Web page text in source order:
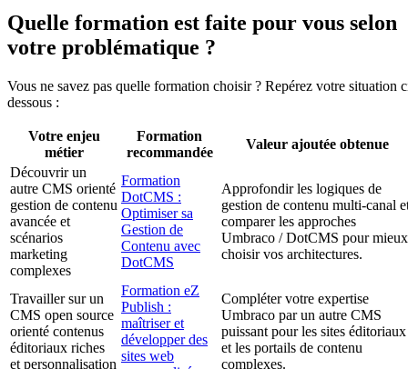
Quelle formation est faite pour vous selon
votre problématique ?
Vous ne savez pas quelle formation choisir ? Repérez votre situation
dessous :
Votre enjeu
métier
Formation
recommandée
Valeur ajoutée obtenue
Découvrir un
autre CMS orienté
gestion de contenu
avancée et
scénarios
marketing
complexes
Formation
DotCMS :
Optimiser sa
Gestion de
Contenu avec
DotCMS
Approfondir les logiques de
gestion de contenu multi-canal
comparer les approches
Umbraco / DotCMS pour mieux
choisir vos architectures.
Travailler sur un
CMS open source
orienté contenus
éditoriaux riches
et personnalisation
Formation eZ
Publish :
maîtriser et
développer des
sites web
Compléter votre expertise
Umbraco par un autre CMS
puissant pour les sites éditoriaux
et les portails de contenu
complexes.